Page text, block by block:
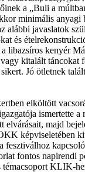
a „Buli a
minimális
alábbi javaslatok
és
libazsíros kenyér
kitalált
Jó ötletnek
elköltött
ismertette
elvárásait, majd
képviseletében
fontos
KLIK-